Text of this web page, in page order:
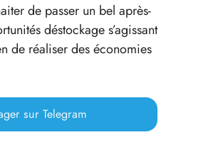
de passer un bel après-
déstockage s’agissant
de réaliser des économies
sur Telegram